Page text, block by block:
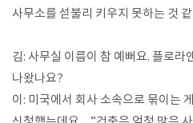
사무소를 섣불리 키우지 못하는 것
김: 사무실 이름이 참 예뻐요. 플로라
나왔나요?
이: 미국에서 회사 소속으로 묶이는